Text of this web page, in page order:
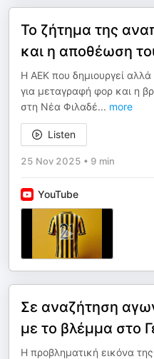
Το ζήτημα της
και η αποθέωση
Η ΑΕΚ που δημιουργεί
για μεταγραφή φορ και η
στη Νέα Φιλαδέ... more
Listen
25 Nov 2025 • 9 min
YouTube
Σε αναζήτηση
με το βλέμμα στο
Η προβληματική εικόνα